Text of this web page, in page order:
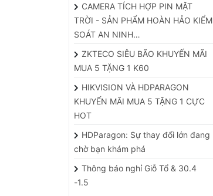
CAMERA TÍCH HỢP PIN MẶT
TRỜI - SẢN PHẨM HOÀN HẢO KIỂM
SOÁT AN NINH…
ZKTECO SIÊU BÃO KHUYẾN MÃI
MUA 5 TẶNG 1 K60
HIKVISION VÀ HDPARAGON
KHUYẾN MÃI MUA 5 TẶNG 1 CỰC
HOT
HDParagon: Sự thay đổi lớn đang
chờ bạn khám phá
Thông báo nghỉ Giỗ Tổ & 30.4
-1.5